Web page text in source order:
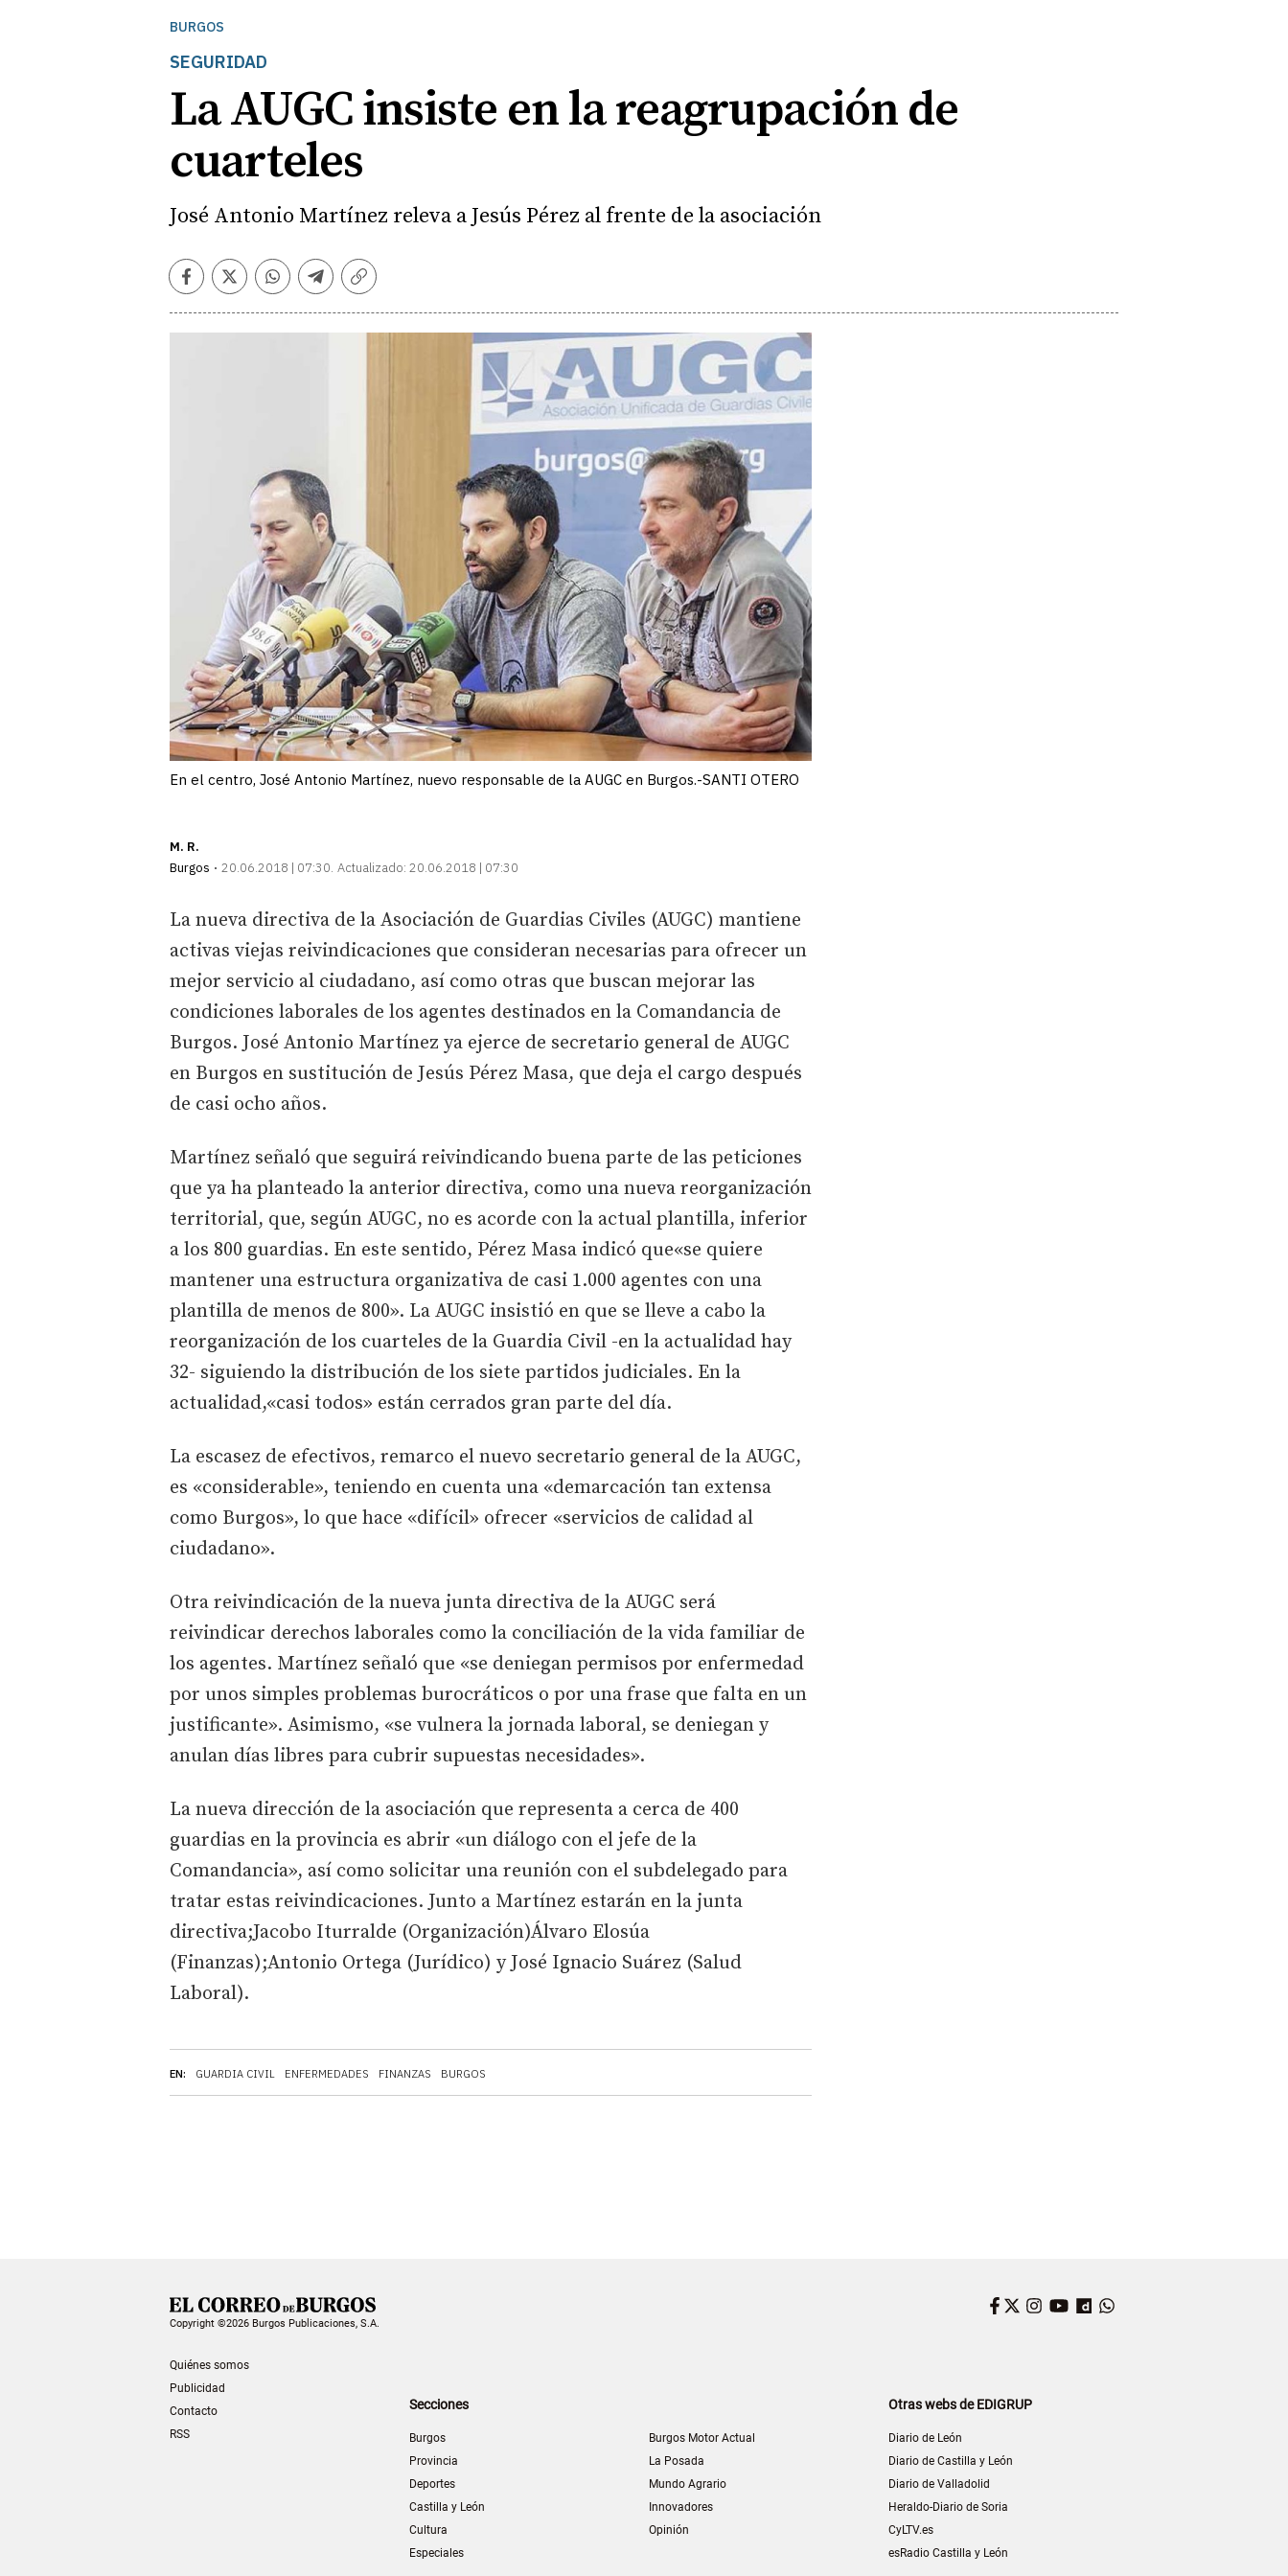
BURGOS
SEGURIDAD
La AUGC insiste en la reagrupación de
cuarteles
José Antonio Martínez releva a Jesús Pérez al frente de la asociación
Facebook
TwitterWhatsapp
Telegram
Copiar
En el centro, José Antonio Martínez, nuevo responsable de la AUGC en Burgos.-SANTI OTERO
M. R.
Burgos
20.06.2018 | 07:30 Actualizado: 20.06.2018 | 07:30
EN: GUARDIA CIVIL ENFERMEDADES FINANZAS BURGOS
La nueva directiva de la Asociación de Guardias Civiles (AUGC) mantiene
activas viejas reivindicaciones que consideran necesarias para ofrecer un
mejor servicio al ciudadano, así como otras que buscan mejorar las
condiciones laborales de los agentes destinados en la Comandancia de
Burgos. José Antonio Martínez ya ejerce de secretario general de AUGC
en Burgos en sustitución de Jesús Pérez Masa, que deja el cargo después
de casi ocho años.
Martínez señaló que seguirá reivindicando buena parte de las peticiones
que ya ha planteado la anterior directiva, como una nueva reorganización
territorial, que, según AUGC, no es acorde con la actual plantilla, inferior
a los 800 guardias. En este sentido, Pérez Masa indicó que«se quiere
mantener una estructura organizativa de casi 1.000 agentes con una
plantilla de menos de 800». La AUGC insistió en que se lleve a cabo la
reorganización de los cuarteles de la Guardia Civil -en la actualidad hay
32- siguiendo la distribución de los siete partidos judiciales. En la
actualidad,«casi todos» están cerrados gran parte del día.
La escasez de efectivos, remarco el nuevo secretario general de la AUGC,
es «considerable», teniendo en cuenta una «demarcación tan extensa
como Burgos», lo que hace «difícil» ofrecer «servicios de calidad al
ciudadano».
Otra reivindicación de la nueva junta directiva de la AUGC será
reivindicar derechos laborales como la conciliación de la vida familiar de
los agentes. Martínez señaló que «se deniegan permisos por enfermedad
por unos simples problemas burocráticos o por una frase que falta en un
justificante». Asimismo, «se vulnera la jornada laboral, se deniegan y
anulan días libres para cubrir supuestas necesidades».
La nueva dirección de la asociación que representa a cerca de 400
guardias en la provincia es abrir «un diálogo con el jefe de la
Comandancia», así como solicitar una reunión con el subdelegado para
tratar estas reivindicaciones. Junto a Martínez estarán en la junta
directiva;Jacobo Iturralde (Organización)Álvaro Elosúa
(Finanzas);Antonio Ortega (Jurídico) y José Ignacio Suárez (Salud
Laboral).
Copyright ©2026 Burgos Publicaciones, S.A.
Quiénes somos
Publicidad
Contacto
RSS
Facebook
Twitter
Instagram
YouTube
Dailymotion
Secciones
Burgos
Provincia
Deportes
Castilla y León
Cultura
Especiales
Burgos Motor Actual
La Posada
Mundo Agrario
Innovadores
Opinión
Otras webs de EDIGRUP
Diario de León
Diario de Castilla y León
Diario de Valladolid
Heraldo-Diario de Soria
CyLTV.es
esRadio Castilla y León